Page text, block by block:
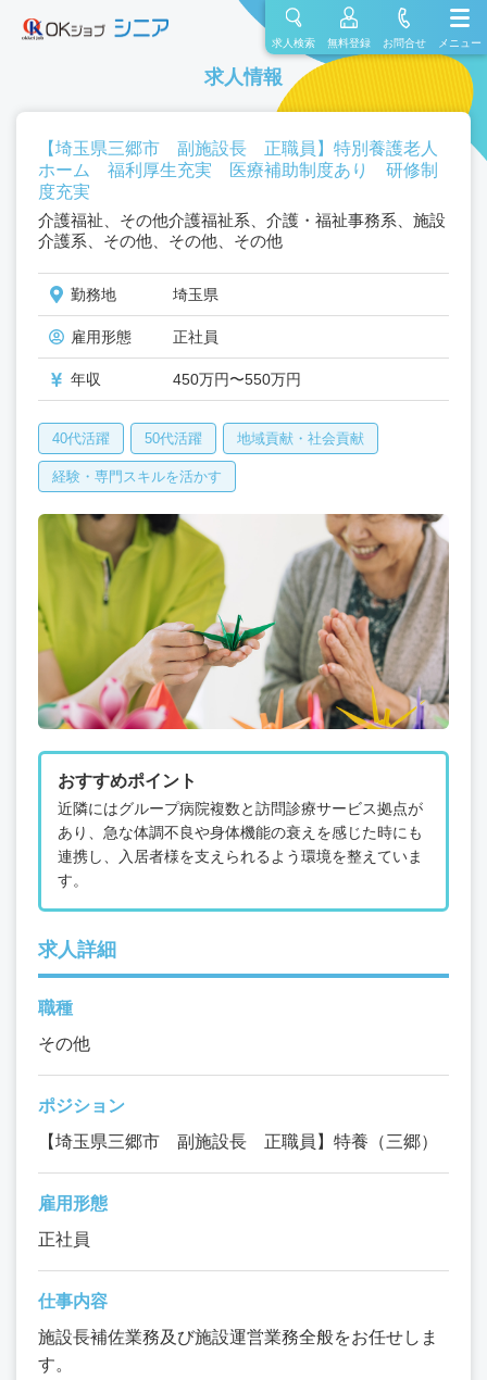
求人検索 無料登録 お問合せ メニュー
求人情報
【埼玉県三郷市 副施設長 正職員】特別養護老人
ホーム 福利厚生充実 医療補助制度あり 研修制
度充実
介護福祉、その他介護福祉系、介護・福祉事務系、施設
介護系、その他、その他、その他
勤務地 埼玉県
雇用形態 正社員
年収 450万円〜550万円
40代活躍 50代活躍 地域貢献・社会貢献
経験・専門スキルを活かす
おすすめポイント
近隣にはグループ病院複数と訪問診療サービス拠点が
あり、急な体調不良や身体機能の衰えを感じた時にも
連携し、入居者様を支えられるよう環境を整えていま
す。
求人詳細
職種
その他
ポジション
【埼玉県三郷市 副施設長 正職員】特養（三郷）
雇用形態
正社員
仕事内容
施設長補佐業務及び施設運営業務全般をお任せしま
す。